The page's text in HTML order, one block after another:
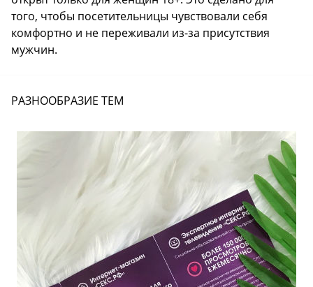
того, чтобы посетительницы чувствовали себя
комфортно и не переживали из-за присутствия
мужчин.
РАЗНООБРАЗИЕ ТЕМ